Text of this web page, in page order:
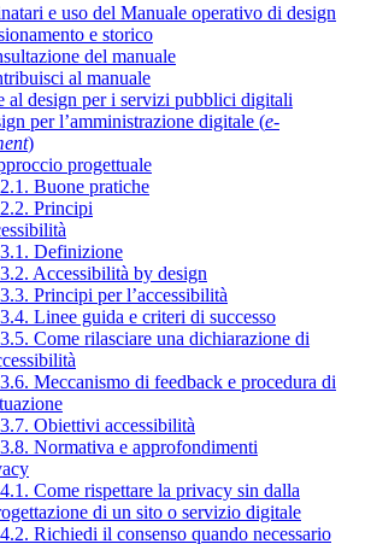
e uso del Manuale operativo di design
e storico
del manuale
al manuale
al design per i servizi pubblici digitali
per l’amministrazione digitale (e-
)
progettuale
Buone pratiche
Principi
Definizione
Accessibilità by design
Principi per l’accessibilità
Linee guida e criteri di successo
Come rilasciare una dichiarazione di
Meccanismo di feedback e procedura di
Obiettivi accessibilità
Normativa e approfondimenti
Come rispettare la privacy sin dalla
di un sito o servizio digitale
Richiedi il consenso quando necessario